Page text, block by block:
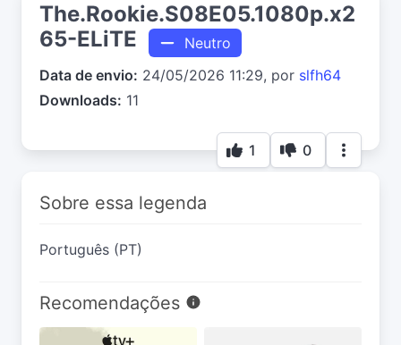
The.Rookie.S08E05.1080p.x2
65-ELiTE
Neutro
Data de envio: 24/05/2026 11:29, por slfh64
Downloads: 11
1 0
Sobre essa legenda
Português (PT)
Recomendações